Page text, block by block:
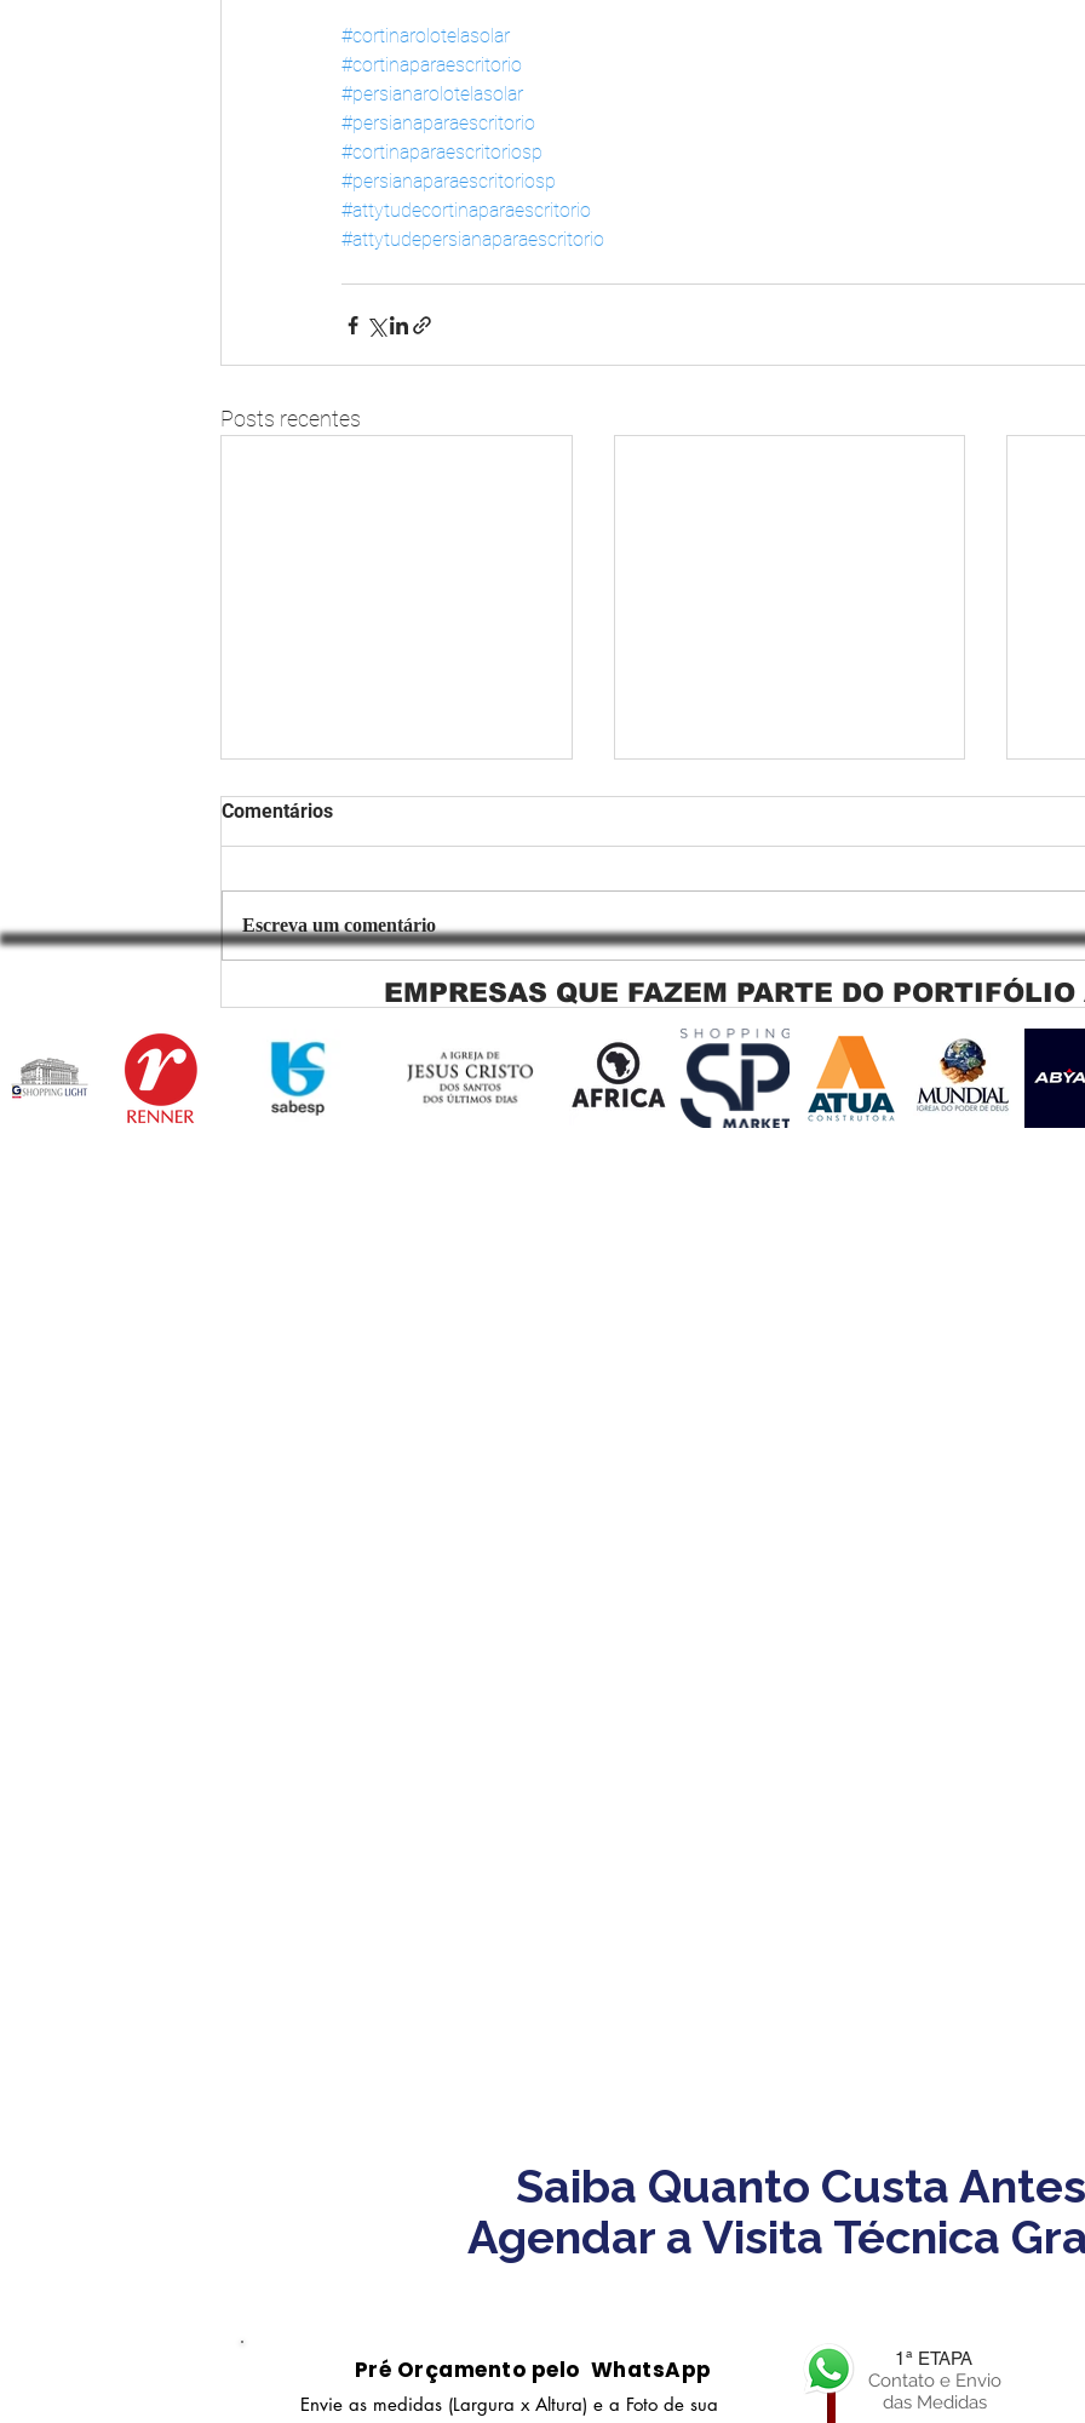
#cortinarolotelasolar
#cortinaparaescritorio
#persianarolotelasolar
#persianaparaescritorio
#cortinaparaescritoriosp
#persianaparaescritoriosp
#attytudecortinaparaescritorio
#attytudepersianaparaescritorio
Posts recentes
Copiar de Persiana Rolo Tela
Sacada Perfeita no Link
Sapopemba!
Persiana Rolo Tela Solar: O
Segredo para uma Sacada
Perfeita no Link Sapopemba!
Comentários
Escreva um comentário
EMPRESAS QUE FAZEM PARTE DO
Saiba Quanto Custa
Agendar a Visita Técnica
Pré Orçamento pelo WhatsApp
Envie as medidas (Largura x Altura) e a Foto de sua
1ª ETAPA
Contato e Envio
das Medidas